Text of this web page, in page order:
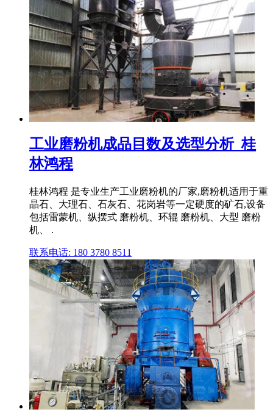
工业磨粉机成品目数及选型分析_桂
林鸿程
桂林鸿程 是专业生产工业磨粉机的厂家,磨粉机适用于重
晶石、大理石、石灰石、花岗岩等一定硬度的矿石,设备
包括雷蒙机、纵摆式 磨粉机、环辊 磨粉机、大型 磨粉
机、 .
联系电话: 180 3780 8511